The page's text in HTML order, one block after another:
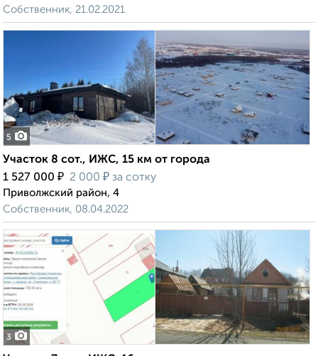
Собственник, 21.02.2021
5
Участок 8 сот., ИЖС, 15 км от города
1 527 000 ₽ 2 000 ₽ за сотку
Приволжский район, 4
Собственник, 08.04.2022
3